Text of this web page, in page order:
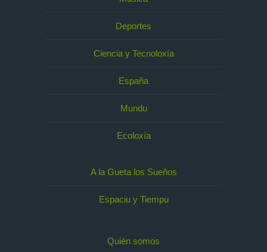
Deportes
Ciencia y Tecnoloxía
España
Mundu
Ecoloxía
A la Gueta los Sueños
Espaciu y Tiempu
Quién somos